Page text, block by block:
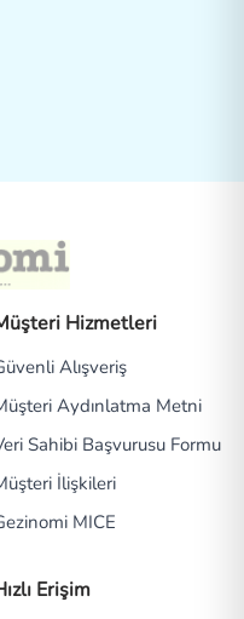
Hizmetleri
Alışveriş
Aydınlatma Metni
Sahibi Başvurusu Formu
İlişkileri
MICE
Erişim